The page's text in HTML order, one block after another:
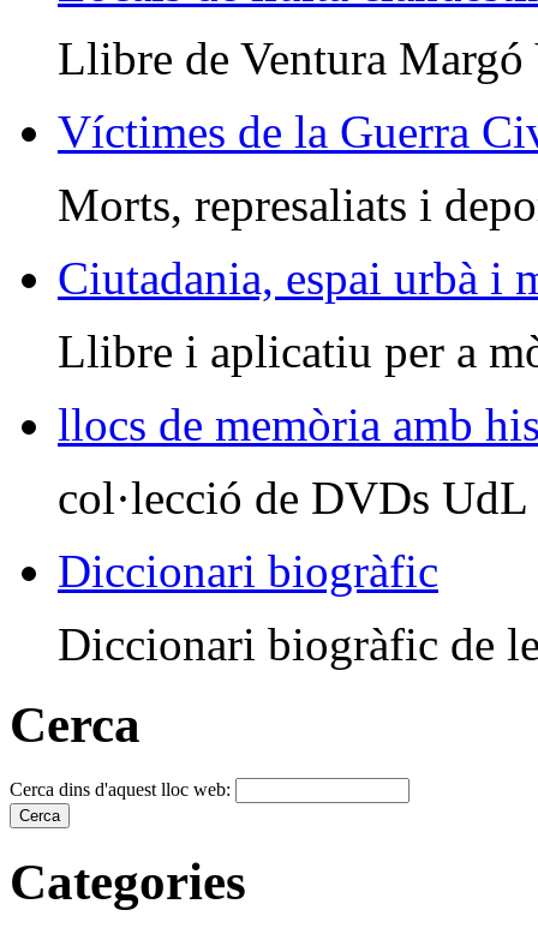
Llibre de Ventura Margó
Víctimes de la Guerra
Morts, represaliats i
Ciutadania, espai urbà i
Llibre i aplicatiu per a
llocs de memòria amb
col·lecció de DVDs UdL
Diccionari biogràfic
Diccionari biogràfic de
Cerca
Cerca dins d'aquest lloc web:
Categories